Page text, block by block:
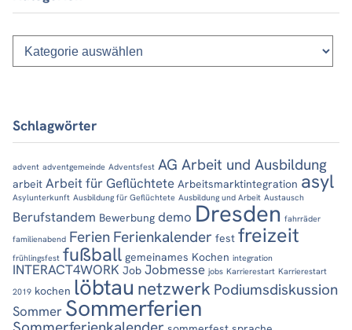
Kategorien
Schlagwörter
advent adventgemeinde Adventsfest AG Arbeit und Ausbildung
arbeit Arbeit für Geflüchtete Arbeitsmarktintegration asyl
Asylunterkunft Ausbildung für Geflüchtete Ausbildung und Arbeit Austausch
Berufstandem Bewerbung demo Dresden fahrräder
familienabend Ferien Ferienkalender fest freizeit
frühlingsfest fußball gemeinames Kochen integration
INTERACT4WORK Job Jobmesse jobs Karrierestart Karrierestart
2019 kochen löbtau netzwerk Podiumsdiskussion
Sommer Sommerferien